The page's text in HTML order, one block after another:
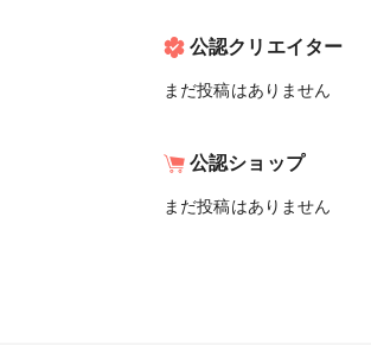
公認クリエイター
まだ投稿はありません
公認ショップ
まだ投稿はありません